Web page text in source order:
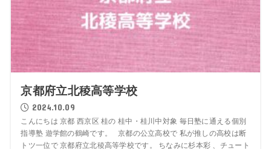
京都府立北稜高等学校
2024.10.09
こんにちは 京都 西京区 桂の 桂中・桂川中対象 毎日塾に通える個別
指導塾 遊学館の鶴崎です。 京都の公立高校で 私が推しの高校は断
トツ一位で 京都府立北稜高等学校です。 ちなみに杉本彩 、チュート